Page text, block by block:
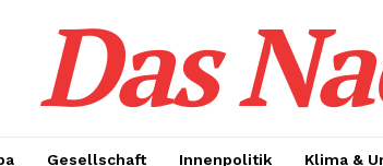
Das
Gesellschaft Innenpolitik Klima &